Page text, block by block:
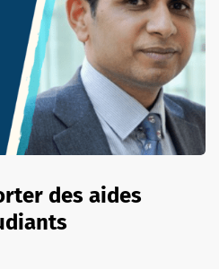
des aides